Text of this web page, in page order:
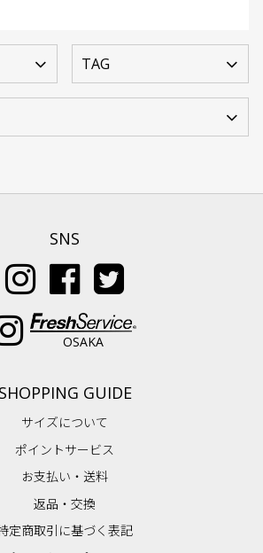
SNS
OSAKA
SHOPPING GUIDE
サイズについて
ポイントサービス
お支払い・送料
返品・交換
定商取引に基づく表記